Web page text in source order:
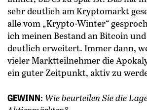
sehr deutlich am Kryptomarkt
alle vom „Krypto-Winter“
ich meinen Bestand an Bitcoin
deutlich erweitert. Immer dann,
vieler Marktteilnehmer die
ein guter ­Zeitpunkt, aktiv zu
GEWINN: Wie beurteilen Sie die